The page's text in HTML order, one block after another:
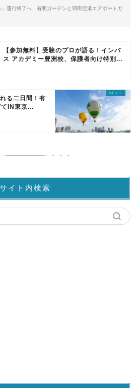
」運行終了へ 有明ガーデンと羽田空港エアポートガ
【参加無料】受験のプロが語る！インバ
ス アカデミー豊洲校、保護者向け特別...
る二日間！有
IN東京...
サイト内検索